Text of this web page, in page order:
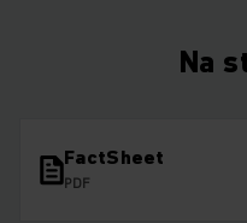
Na
FactSheet
PDF